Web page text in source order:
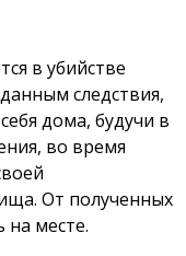
в убийстве
следствия,
дома, будучи в
во время
От полученных
на месте.